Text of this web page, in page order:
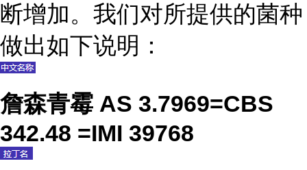
断增加。我们对所提供的菌种
做出如下说明：
詹森青霉 AS 3.7969=CBS
342.48 =IMI 39768